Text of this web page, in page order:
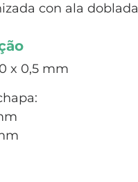
con ala doblada
x 0,5 mm